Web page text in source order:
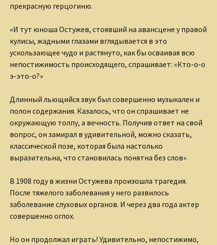
прекрасную герцогиню.
«И тут юноша Остужев, стоявший на авансцене у правой
кулисы, жадными глазами вглядывается в это
ускользающее чудо и растянуто, как бы осваивая всю
непостижимость происходящего, спрашивает: «Кто-о-о
э-это-о?»
Длинный льющийся звук был совершенно музыкален и
полон содержания. Казалось, что он спрашивает не
окружающую толпу, а вечность. Получив ответ на свой
вопрос, он замирал в удивительной, можно сказать,
классической позе, которая была настолько
выразительна, что становилась понятна без слов»
В 1908 году в жизни Остужева произошла трагедия.
После тяжелого заболевания у него развилось
заболевание слуховых органов. И через два года актер
совершенно оглох.
Но он продолжал играть! Удивительно, непостижимо,